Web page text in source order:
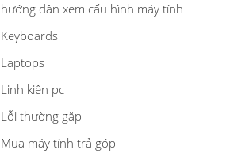
hướng dân xem cấu hình máy tính
Keyboards
Laptops
Linh kiện pc
Lỗi thường gặp
Mua máy tính trả góp